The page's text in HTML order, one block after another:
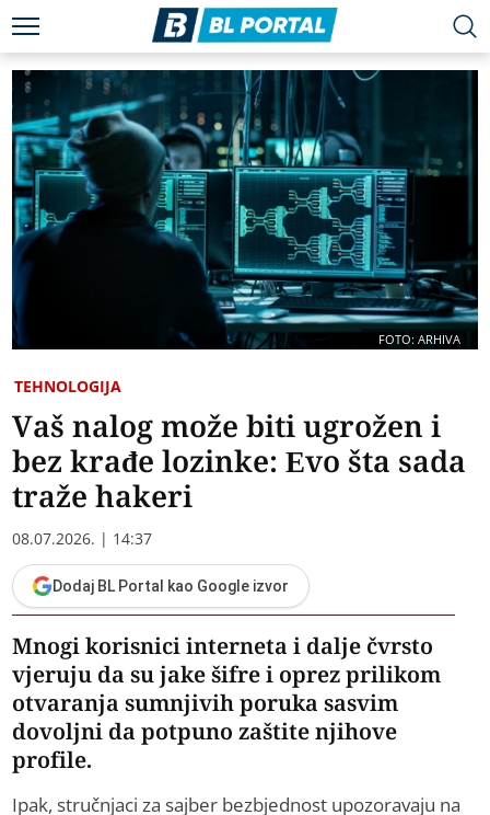
FOTO: ARHIVA
TEHNOLOGIJA
Vaš nalog može biti ugrožen i
bez krađe lozinke: Evo šta sada
traže hakeri
08.07.2026. | 14:37
Dodaj BL Portal kao Google izvor
Mnogi korisnici interneta i dalje čvrsto
vjeruju da su jake šifre i oprez prilikom
otvaranja sumnjivih poruka sasvim
dovoljni da potpuno zaštite njihove
profile.
Ipak, stručnjaci za sajber bezbjednost upozoravaju na